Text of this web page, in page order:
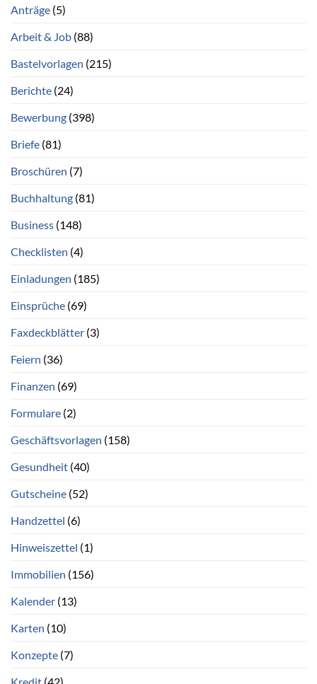
Anträge (5)
Arbeit & Job (88)
Bastelvorlagen (215)
Berichte (24)
Bewerbung (398)
Briefe (81)
Broschüren (7)
Buchhaltung (81)
Business (148)
Checklisten (4)
Einladungen (185)
Einsprüche (69)
Faxdeckblätter (3)
Feiern (36)
Finanzen (69)
Formulare (2)
Geschäftsvorlagen (158)
Gesundheit (40)
Gutscheine (52)
Handzettel (6)
Hinweiszettel (1)
Immobilien (156)
Kalender (13)
Karten (10)
Konzepte (7)